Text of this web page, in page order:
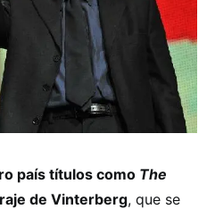
país títulos como The
de Vinterberg, que se